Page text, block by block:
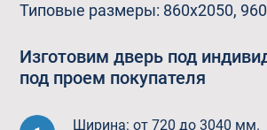
Типовые размеры: 860х2050,
Изготовим дверь под
под проем покупателя
Ширина: от 720 до 3040 мм.